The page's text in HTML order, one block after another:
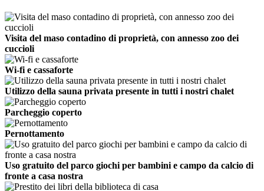
Visita del maso contadino di proprietà, con annesso zoo dei
cuccioli
Wi-fi e cassaforte
Utilizzo della sauna privata presente in tutti i nostri chalet
Parcheggio coperto
Pernottamento
Uso gratuito del parco giochi per bambini e campo da calcio di
fronte a casa nostra